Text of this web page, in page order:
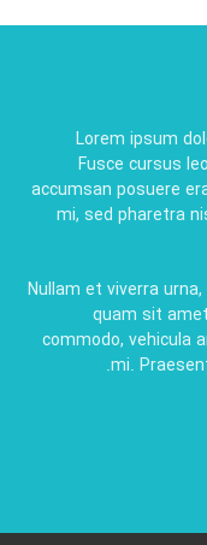
Lorem ipsum
Fusce cursus
accumsan posuere
mi, sed pharetra
Nullam et viverra
quam sit
commodo, vehicula
mi.